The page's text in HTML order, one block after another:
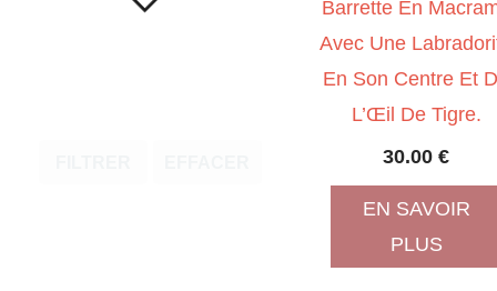
Barrette En
Avec Une
En Son Centre Et
L’Œil De Tigre.
30.00€
EN SAVOIR
PLUS